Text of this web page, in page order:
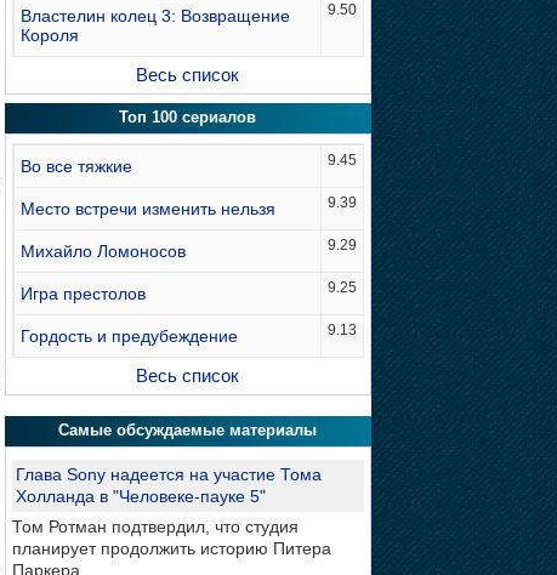
Властелин колец 3: Возвращение
Короля
9.50
Весь список
Топ 100 сериалов
Во все тяжкие 9.45
Место встречи изменить нельзя 9.39
Михайло Ломоносов 9.29
Игра престолов 9.25
Гордость и предубеждение 9.13
Весь список
Самые обсуждаемые материалы
Глава Sony надеется на участие Тома
Холланда в "Человеке-пауке 5"
Том Ротман подтвердил, что студия
планирует продолжить историю Питера
Паркера